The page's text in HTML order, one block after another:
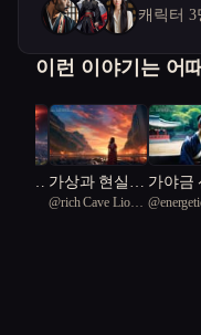
캐릭터
이런 이야기는 어
계를 가상과 현실의
경계: 우주 재
@rich Cave Lion
가야금
신분을
@